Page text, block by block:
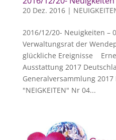
20 Dez. 2016|
2016/12/20- Neuigkeiten –
Verwaltungsrat der
glückliche Ereignisse
Ausstattung 2017
Generalversammlung
"NEIGKEITEN" Nr 04...